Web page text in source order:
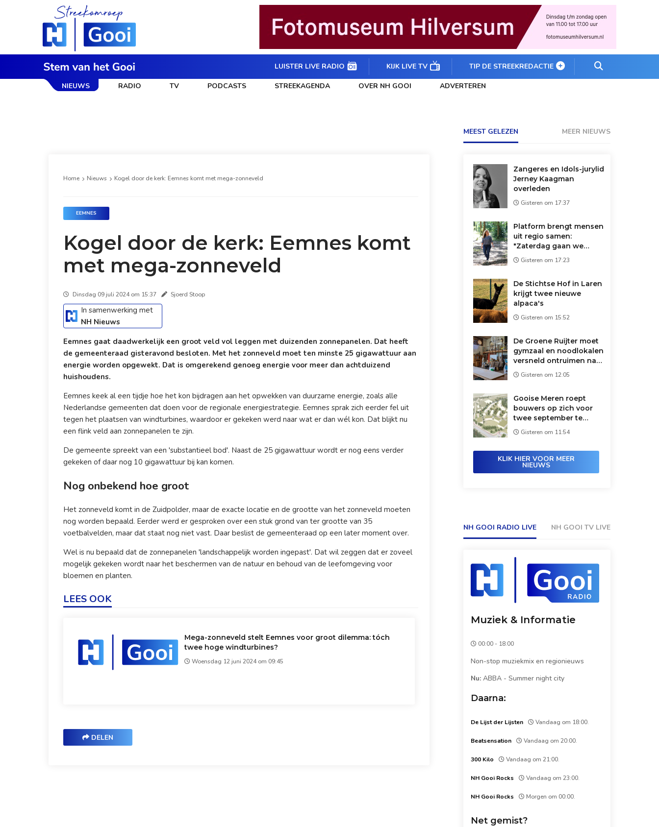
LUISTER LIVE RADIO KIJK LIVE TV TIP DE STREEKREDACTIE
NIEUWS RADIO TV PODCASTS STREEKAGENDA OVER NH GOOI ADVERTEREN
Home Nieuws Kogel door de kerk: Eemnes komt met mega-zonneveld
EEMNES
Kogel door de kerk: Eemnes komt
met mega-zonneveld
Dinsdag 09 juli 2024 om 15:37 Sjoerd Stoop
In samenwerking met
NH Nieuws
Eemnes gaat daadwerkelijk een groot veld vol leggen met duizenden zonnepanelen. Dat heeft
de gemeenteraad gisteravond besloten. Met het zonneveld moet ten minste 25 gigawattuur aan
energie worden opgewekt. Dat is omgerekend genoeg energie voor meer dan achtduizend
huishoudens.
Eemnes keek al een tijdje hoe het kon bijdragen aan het opwekken van duurzame energie, zoals alle
Nederlandse gemeenten dat doen voor de regionale energiestrategie. Eemnes sprak zich eerder fel uit
tegen het plaatsen van windturbines, waardoor er gekeken werd naar wat er dan wél kon. Dat blijkt nu
een flink veld aan zonnepanelen te zijn.
De gemeente spreekt van een 'substantieel bod'. Naast de 25 gigawattuur wordt er nog eens verder
gekeken of daar nog 10 gigawattuur bij kan komen.
Nog onbekend hoe groot
Het zonneveld komt in de Zuidpolder, maar de exacte locatie en de grootte van het zonneveld moeten
nog worden bepaald. Eerder werd er gesproken over een stuk grond van ter grootte van 35
voetbalvelden, maar dat staat nog niet vast. Daar beslist de gemeenteraad op een later moment over.
Wel is nu bepaald dat de zonnepanelen 'landschappelijk worden ingepast'. Dat wil zeggen dat er zoveel
mogelijk gekeken wordt naar het beschermen van de natuur en behoud van de leefomgeving voor
bloemen en planten.
LEES OOK
Mega-zonneveld stelt Eemnes voor groot dilemma: tóch
twee hoge windturbines?
Woensdag 12 juni 2024 om 09:45
DELEN
MEEST GELEZEN MEER NIEUWS
Zangeres en Idols-jurylid
Jerney Kaagman
overleden
Gisteren om 17:37
Platform brengt mensen
uit regio samen:
"Zaterdag gaan we
koffie drinken op de
markt"
Gisteren om 17:23
De Stichtse Hof in Laren
krijgt twee nieuwe
alpaca's
Gisteren om 15:52
De Groene Ruijter moet
gymzaal en noodlokalen
versneld ontruimen na
brandveiligheidsonderzoek
Gisteren om 12:05
Gooise Meren roept
bouwers op zich voor
twee september te
melden
Gisteren om 11:54
KLIK HIER VOOR MEER
NIEUWS
NH GOOI RADIO LIVE NH GOOI TV LIVE
Muziek & Informatie
00:00 - 18:00
Non-stop muziekmix en regionieuws
Nu: ABBA - Summer night city
Daarna:
De Lijst der Lijsten Vandaag om 18:00.
Beatsensation Vandaag om 20:00.
300 Kilo Vandaag om 21:00.
NH Gooi Rocks Vandaag om 23:00.
NH Gooi Rocks Morgen om 00:00.
Net gemist?